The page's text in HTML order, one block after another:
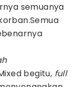
semuanya
begitu, full